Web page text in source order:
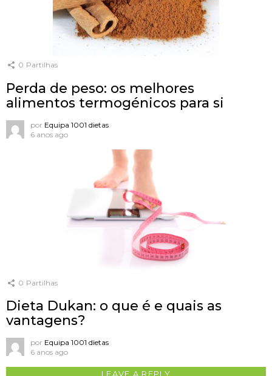
0 Partilhas
Perda de peso: os melhores
alimentos termogénicos para si
por Equipa 1001 dietas
6 anos ago
0 Partilhas
Dieta Dukan: o que é e quais as
vantagens?
por Equipa 1001 dietas
6 anos ago
LEAVE A REPLY